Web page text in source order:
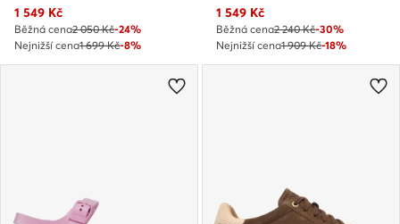
Aktuální cena
1 549 Kč
Běžná cena2 050 Kč-24%
Nejnižší cena1 699 Kč-8%
Aktuální cena
1 549 Kč
Běžná cena2 240 Kč-30%
Nejnižší cena1 909 Kč-18%